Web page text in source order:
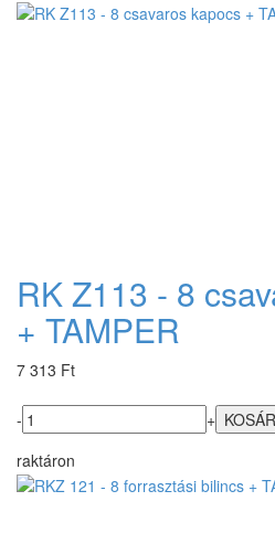
RK Z113 - 8
+ TAMPER
7 313 Ft
-
+
raktáron